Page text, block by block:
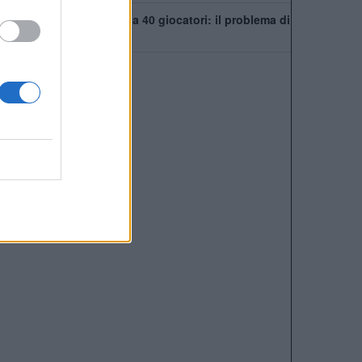
Chelsea, rosa infinita da 40 giocatori: il problema di
Xabi Alonso